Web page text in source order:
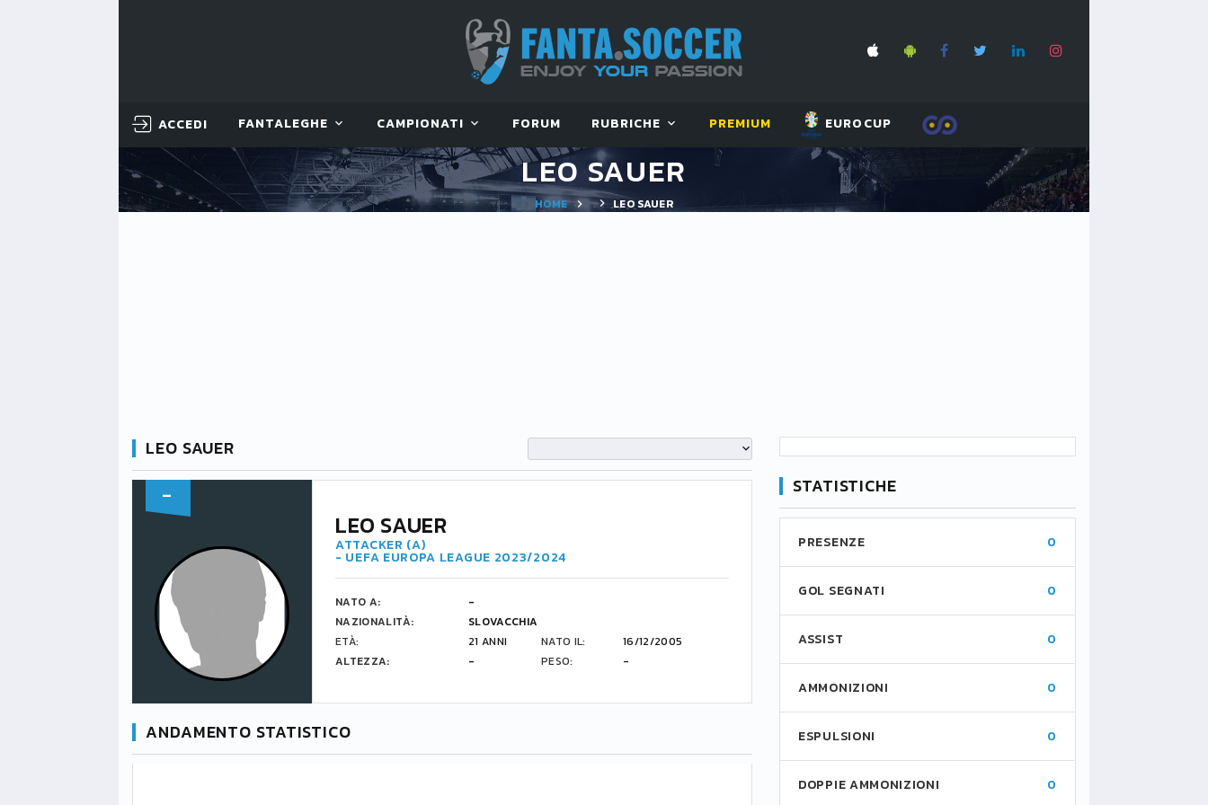
ACCEDI FANTALEGHE CAMPIONATI FORUM RUBRICHE PREMIUM EUROCUP
LEO SAUER
HOME LEO SAUER
LEO SAUER
-
LEO SAUER
ATTACKER (A)
- UEFA EUROPA LEAGUE 2023/2024
NATO A:
-
NAZIONALITÀ:
SLOVACCHIA
ETÀ:
21 ANNI NATO IL:
16/12/2005
ALTEZZA:
- PESO: -
ANDAMENTO STATISTICO
STATISTICHE
PRESENZE 0
GOL SEGNATI 0
ASSIST 0
AMMONIZIONI 0
ESPULSIONI 0
DOPPIE AMMONIZIONI 0